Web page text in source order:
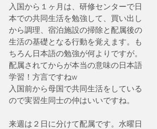
入国から１ヶ月は、研修センターで日
本での共同生活を勉強して、買い出し
から調理、宿泊施設の掃除と配属後の
生活の基礎となる行動を覚えます。も
ちろん日本語の勉強が何よりですが。
配属されてからが本当の意味の日本語
学習！方言ですねw
入国前から母国で共同生活をしている
ので実習生同士の仲はいいですね。
来週は２日に分けて配属です。水曜日